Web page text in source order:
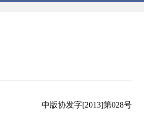
中版协发字[2013]第028号